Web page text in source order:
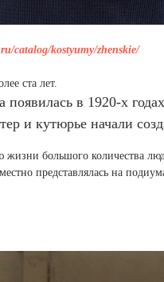
catalog/kostyumy/zhenskie/
ста лет.
появилась в 1920-х
и кутюрье начали
жизни большого количества
представлялась на